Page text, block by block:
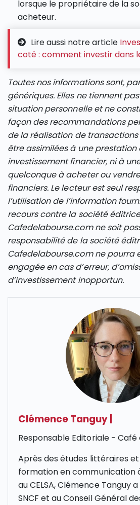
lorsque le propriétaire de la
acheteur.
Lire aussi notre article
coté : comment investir dans
Toutes nos informations sont,
génériques. Elles ne tiennent
situation personnelle et ne
façon des recommandations
de la réalisation de
être assimilées à une prestation
investissement financier, ni à
quelconque à acheter ou
financiers. Le lecteur est seul
l’utilisation de l’information
recours contre la société
Cafedelabourse.com ne soit
responsabilité de la société
Cafedelabourse.com ne pourra
engagée en cas d’erreur,
d’investissement inopportun.
Clémence Tanguy
Responsable Editoriale - Café
Après des études littéraires
formation en communication
au CELSA, Clémence Tanguy
SNCF et au Conseil Général